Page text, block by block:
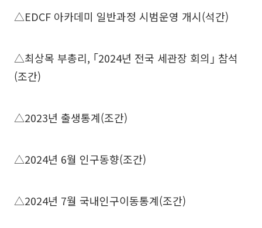
△EDCF 아카데미 일반과정 시범운영 개시(석간)
△최상목 부총리, ｢2024년 전국 세관장 회의｣ 참석
(조간)
△2023년 출생통계(조간)
△2024년 6월 인구동향(조간)
△2024년 7월 국내인구이동통계(조간)